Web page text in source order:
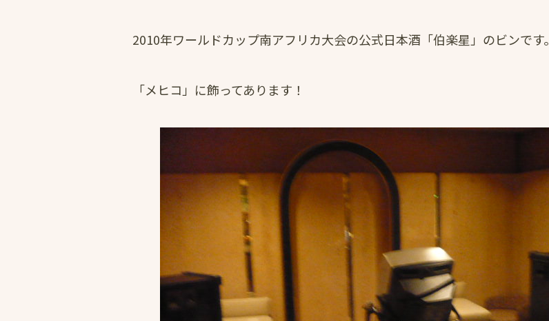
2010年ワールドカップ南アフリカ大会の公式日本酒「伯楽星」のビンです。
「メヒコ」に飾ってあります！